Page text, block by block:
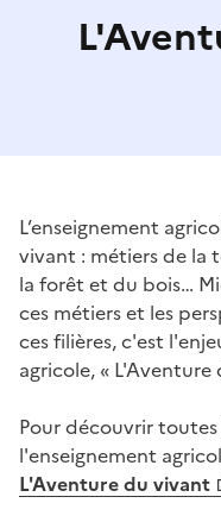
L’enseignement
vivant : métiers de la
la forêt et du bois…
ces métiers et les
ces filières, c'est
agricole, « L'Aventure
Pour découvrir
l'enseignement
L'Aventure du vivant